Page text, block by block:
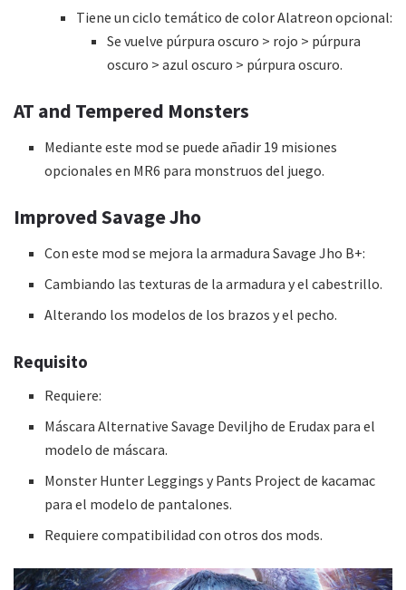
Tiene un ciclo temático de color Alatreon opcional:
Se vuelve púrpura oscuro > rojo > púrpura
oscuro > azul oscuro > púrpura oscuro.
AT and Tempered Monsters
Mediante este mod se puede añadir 19 misiones
opcionales en MR6 para monstruos del juego.
Improved Savage Jho
Con este mod se mejora la armadura Savage Jho B+:
Cambiando las texturas de la armadura y el cabestrillo.
Alterando los modelos de los brazos y el pecho.
Requisito
Requiere:
Máscara Alternative Savage Deviljho de Erudax para el
modelo de máscara.
Monster Hunter Leggings y Pants Project de kacamac
para el modelo de pantalones.
Requiere compatibilidad con otros dos mods.